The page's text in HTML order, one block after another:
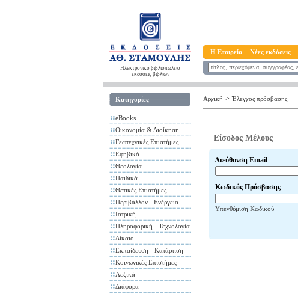
Ηλεκτρονικό βιβλιοπωλείο
εκδόσεις βιβλίων
Η Εταιρεία Νέες εκδόσεις
Κατηγορίες
eBooks
Οικονομία & Διοίκηση
Γεωτεχνικές Επιστήμες
Εφηβικά
Θεολογία
Παιδικά
Θετικές Επιστήμες
Περιβάλλον - Ενέργεια
Ιατρική
Πληροφορική - Τεχνολογία
Δίκαιο
Εκπαίδευση - Κατάρτιση
Κοινωνικές Επιστήμες
Λεξικά
Διάφορα
Αρχική > Έλεγχος πρόσβασης
Είσοδος Μέλους
Διεύθυνση Email
Κωδικός Πρόσβασης
Υπενθύμιση Κωδικού